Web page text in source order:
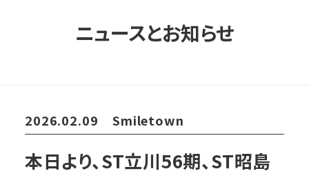
ニュースとお知らせ
2026.02.09 Smiletown
本日より、ST立川56期、ST昭島